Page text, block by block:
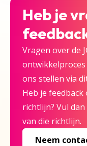
Heb je
Vragen over de
ons stellen via
Heb je feedback
richtlijn? Vul
van die richtlijn.
Neem